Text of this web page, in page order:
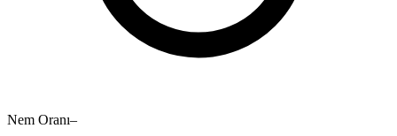
Nem Oranı–